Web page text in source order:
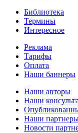
Библиотека
Термины
Интересное
Реклама
Тарифы
Оплата
Наши баннеры
Наши авторы
Наши
Наши
Новости